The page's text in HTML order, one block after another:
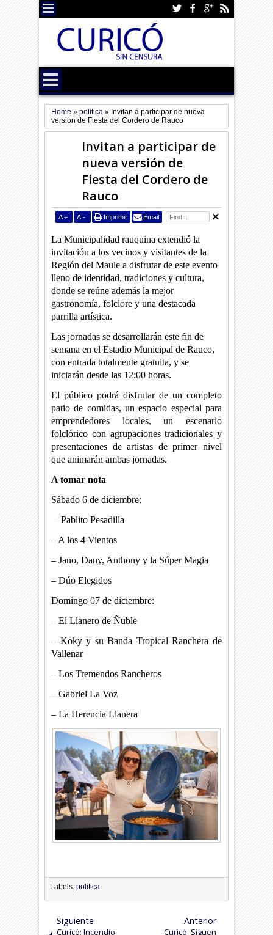
Home »politica » Invitan a participar de nueva
versión de Fiesta del Cordero de Rauco
Invitan a participar de
nueva versión de
Fiesta del Cordero de
Rauco
A + A - Imprimir Email
La Municipalidad rauquina extendió la
invitación a los vecinos y visitantes de la
Región del Maule a disfrutar de este evento
lleno de identidad, tradiciones y cultura,
donde se reúne además la mejor
gastronomía, folclore y una destacada
parrilla artística.
Las jornadas se desarrollarán este fin de
semana en el Estadio Municipal de Rauco,
con entrada totalmente gratuita, y se
iniciarán desde las 12:00 horas.
El público podrá disfrutar de un completo
patio de comidas, un espacio especial para
emprendedores locales, un escenario
folclórico con agrupaciones tradicionales y
presentaciones de artistas de primer nivel
que animarán ambas jornadas.
A tomar nota
Sábado 6 de diciembre:
– Pablito Pesadilla
– A los 4 Vientos
– Jano, Dany, Anthony y la Súper Magia
– Dúo Elegidos
Domingo 07 de diciembre:
– El Llanero de Ñuble
– Koky y su Banda Tropical Ranchera de
Vallenar
– Los Tremendos Rancheros
– Gabriel La Voz
– La Herencia Llanera
Labels:politica
Siguiente
Curicó: Incendio
Anterior
Curicó: Siguen